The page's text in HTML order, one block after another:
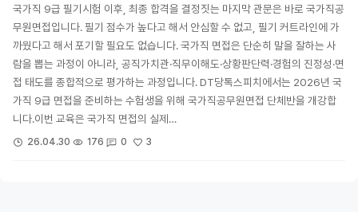
국가직 9급 필기시험 이후, 최종 합격을 결정짓는 마지막 관문은 바로 국가직공
무원면접입니다. 필기 점수가 높다고 해서 안심할 수 없고, 필기 커트라인에 가
까웠다고 해서 포기할 필요도 없습니다. 국가직 면접은 단순히 말을 잘하는 사
람을 뽑는 과정이 아니라, 공직가치관·직무이해도·상황판단력·경험의 진정성·면
접 태도를 종합적으로 평가하는 과정입니다. DT당톡스피치에서는 2026년 국
가직 9급 면접을 준비하는 수험생을 위해 국가직공무원면접 단체반을 개강합
니다.이번 교육은 국가직 면접의 실제…
26.04.30 176 0 3